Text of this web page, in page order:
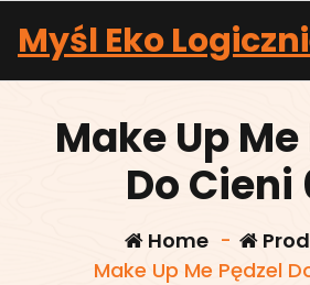
content
Myśl Eko
Make Up Me
Do Cieni
Home-
Make Up Me Pędzel